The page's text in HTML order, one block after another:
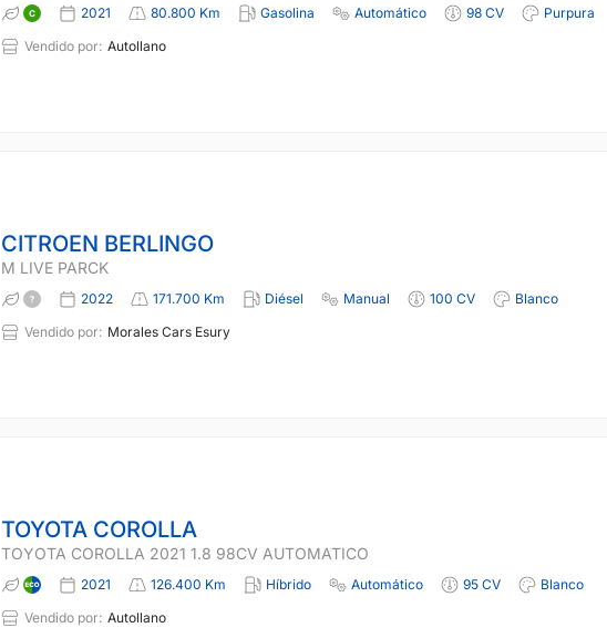
2021 80.800 Km Gasolina Automático 98 CV
Purpura
Vendido por: Autollano
CITROEN BERLINGO
M LIVE PARCK
2022 171.700 Km Diésel Manual 100 CV
Blanco
Vendido por: Morales Cars Esury
TOYOTA COROLLA
TOYOTA COROLLA 2021 1.8 98CV AUTOMATICO
2021 126.400 Km Híbrido Automático 95 CV
Blanco
Vendido por: Autollano